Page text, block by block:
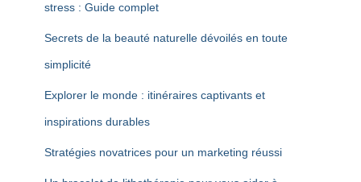
stress : Guide complet
Secrets de la beauté naturelle dévoilés en toute
simplicité
Explorer le monde : itinéraires captivants et
inspirations durables
Stratégies novatrices pour un marketing réussi